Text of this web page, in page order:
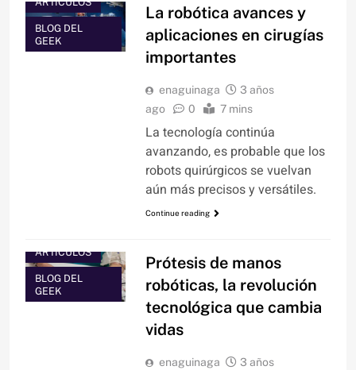
BLOG DEL
GEEK
La robótica avances y
aplicaciones en cirugías
importantes
enaguinaga
3 años
ago
0 7 mins
La tecnología continúa
avanzando, es probable que los
robots quirúrgicos se vuelvan
aún más precisos y versátiles.
Continue reading
ARTÍCULOS
BLOG DEL
GEEK
Prótesis de manos
robóticas, la revolución
tecnológica que cambia
vidas
enaguinaga
3 años